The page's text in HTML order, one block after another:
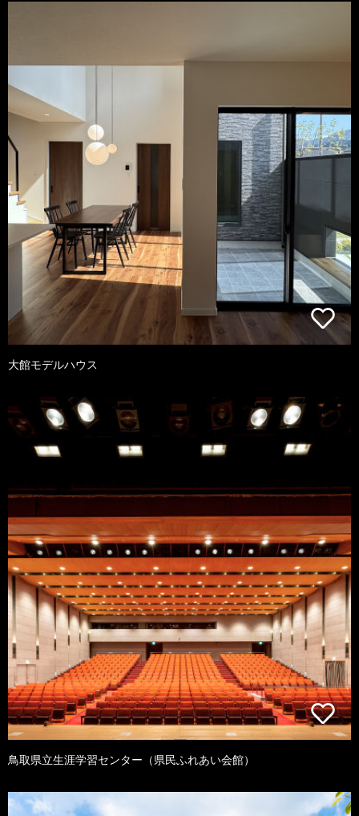
大館モデルハウス
鳥取県立生涯学習センター（県民ふれあい会館）